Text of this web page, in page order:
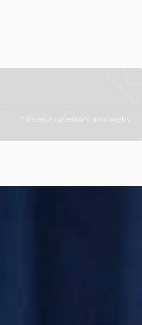
Receive our editor's picks weekly